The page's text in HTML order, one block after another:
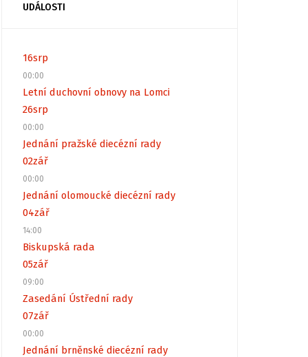
UDÁLOSTI
16srp
00:00
Letní duchovní obnovy na Lomci
26srp
00:00
Jednání pražské diecézní rady
02zář
00:00
Jednání olomoucké diecézní rady
04zář
14:00
Biskupská rada
05zář
09:00
Zasedání Ústřední rady
07zář
00:00
Jednání brněnské diecézní rady